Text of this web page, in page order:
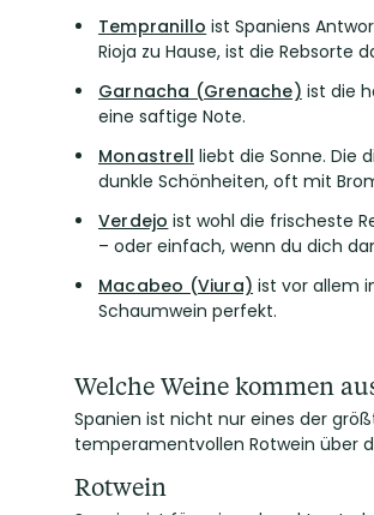
Tempranillo ist Spaniens
Rioja zu Hause, ist die Rebsorte
Garnacha (Grenache) ist die
eine saftige Note.
Monastrell liebt die Sonne. Die
dunkle Schönheiten, oft mit
Verdejo ist wohl die frischeste
– oder einfach, wenn du dich
Macabeo (Viura) ist vor allem
Schaumwein perfekt.
Welche Weine kommen
Spanien ist nicht nur eines der
temperamentvollen Rotwein über
Rotwein